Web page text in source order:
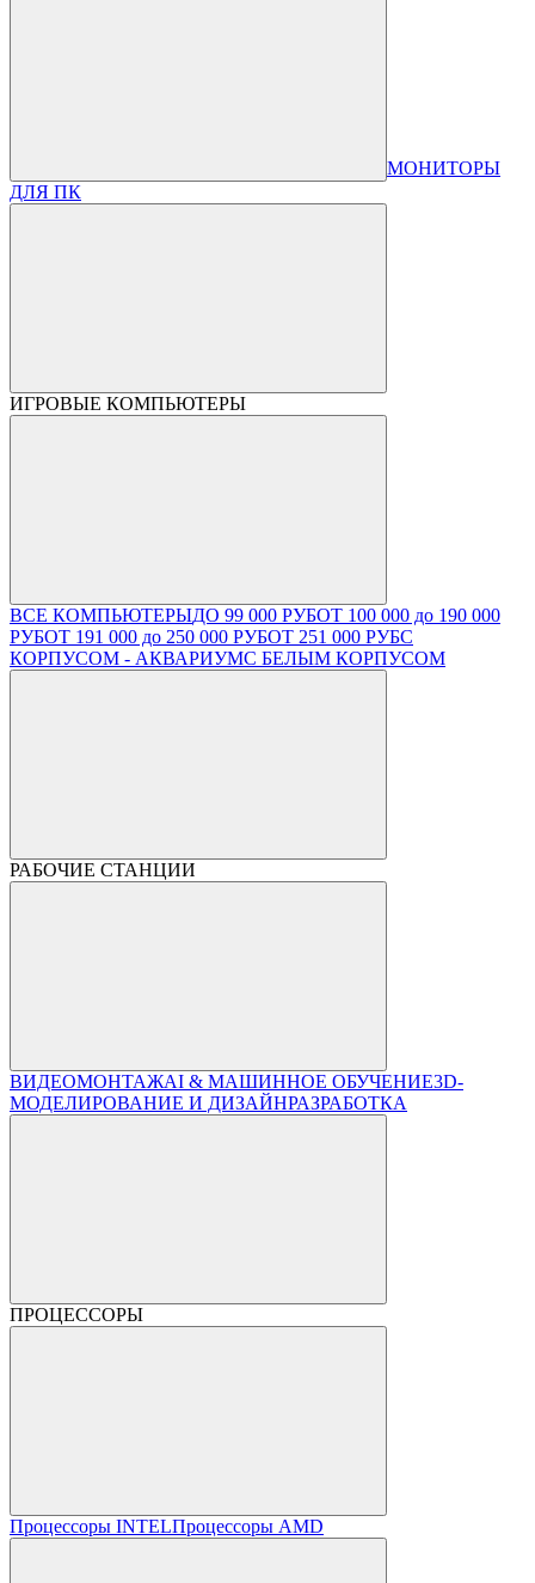
МОНИТОРЫ
ДЛЯ ПК
ИГРОВЫЕ КОМПЬЮТЕРЫ
ВСЕ КОМПЬЮТЕРЫДО 99 000 РУБОТ 100 000 до 190 000
РУБОТ 191 000 до 250 000 РУБОТ 251 000 РУБС
КОРПУСОМ - АКВАРИУМС БЕЛЫМ КОРПУСОМ
РАБОЧИЕ СТАНЦИИ
ВИДЕОМОНТАЖAI & МАШИННОЕ ОБУЧЕНИЕ3D-
МОДЕЛИРОВАНИЕ И ДИЗАЙНРАЗРАБОТКА
ПРОЦЕССОРЫ
Процессоры INTELПроцессоры AMD